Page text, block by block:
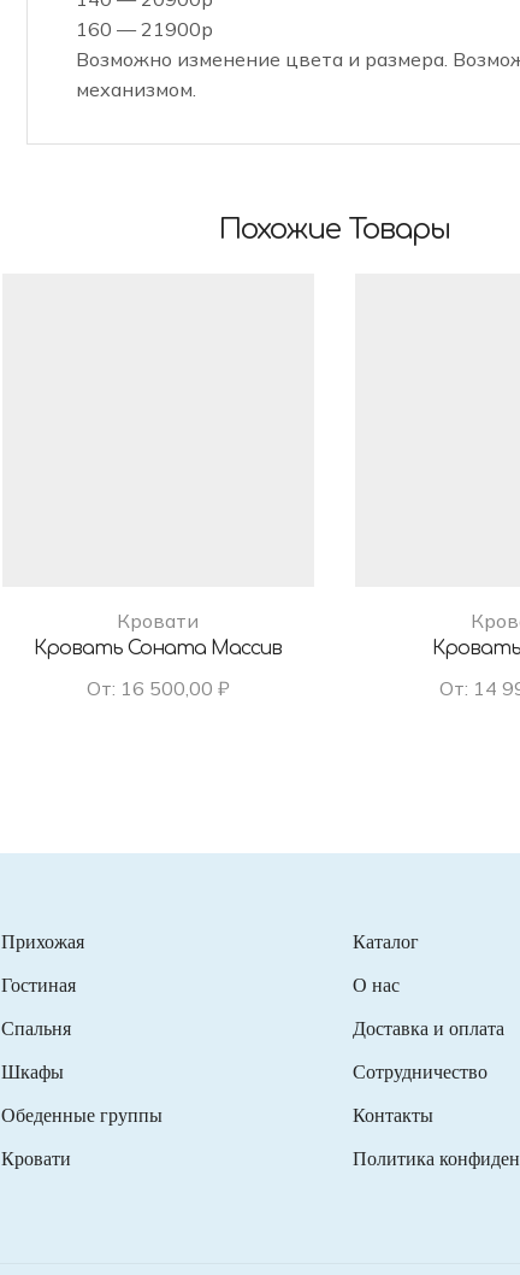
160 — 21900р
Возможно изменение цвета и размера.
механизмом.
Похожие Товары
Кровати
Кровать Соната Массив
От: 16 500,00 ₽ От: 14
Прихожая
Гостиная
Спальня
Шкафы
Обеденные группы
Кровати
Каталог
О нас
Доставка и оплата
Сотрудничество
Контакты
Политика